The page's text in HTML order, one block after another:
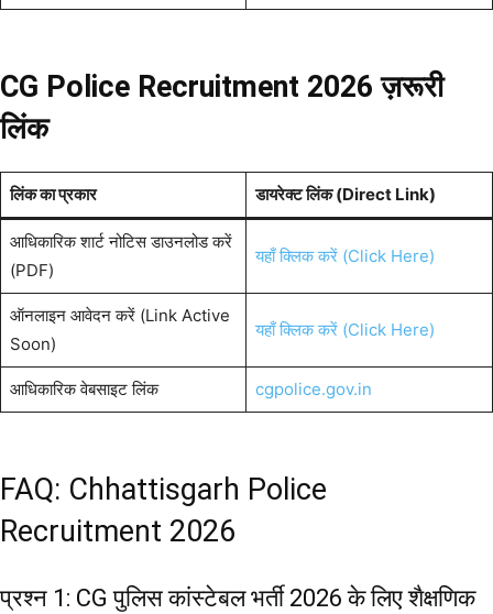
CG Police Recruitment 2026 ज़रूरी
लिंक
लिंक का प्रकार डायरेक्ट लिंक (Direct Link)
आधिकारिक शार्ट नोटिस डाउनलोड करें
(PDF)
यहाँ क्लिक करें (Click Here)
ऑनलाइन आवेदन करें (Link Active
Soon)
यहाँ क्लिक करें (Click Here)
आधिकारिक वेबसाइट लिंक cgpolice.gov.in
FAQ: Chhattisgarh Police
Recruitment 2026
प्रश्न 1: CG पुलिस कांस्टेबल भर्ती 2026 के लिए शैक्षणिक